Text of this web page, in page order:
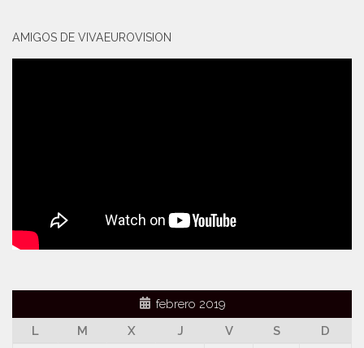
AMIGOS DE VIVAEUROVISION
febrero 2019
L
M X J V S
D